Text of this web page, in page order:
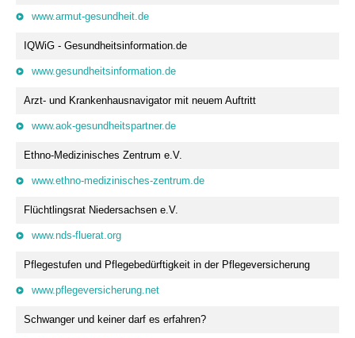
www.armut-gesundheit.de
IQWiG - Gesundheitsinformation.de
www.gesundheitsinformation.de
Arzt- und Krankenhausnavigator mit neuem Auftritt
www.aok-gesundheitspartner.de
Ethno-Medizinisches Zentrum e.V.
www.ethno-medizinisches-zentrum.de
Flüchtlingsrat Niedersachsen e.V.
www.nds-fluerat.org
Pflegestufen und Pflegebedürftigkeit in der Pflegeversicherung
www.pflegeversicherung.net
Schwanger und keiner darf es erfahren?